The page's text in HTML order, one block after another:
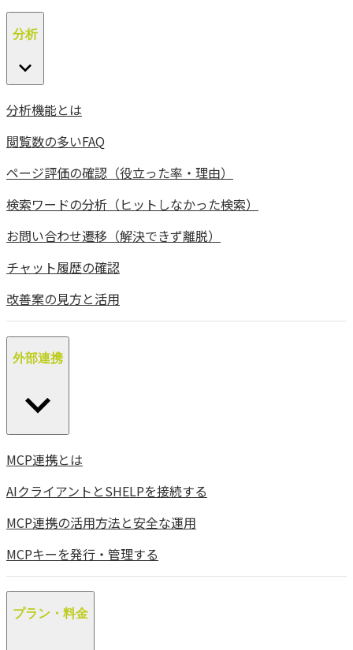
分析
分析機能とは
閲覧数の多いFAQ
ページ評価の確認（役立った率・理由）
検索ワードの分析（ヒットしなかった検索）
お問い合わせ遷移（解決できず離脱）
チャット履歴の確認
改善案の見方と活用
外部連携
MCP連携とは
AIクライアントとSHELPを接続する
MCP連携の活用方法と安全な運用
MCPキーを発行・管理する
プラン・料金